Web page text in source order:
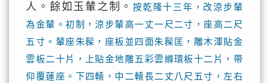
人。餘如玉輦之制。按乾隆十三年，改涼步輦
為金輦。初制，涼步輦高一丈一尺二寸，座高二尺
五寸。輦座朱髹，座板並四面朱髹匡，雕木渾貼金
雲板二十片，上貼金地雕五彩雲縧環板十二片，帶
仰覆蓮座。下四轅，中二轅長二丈八尺五寸，左右